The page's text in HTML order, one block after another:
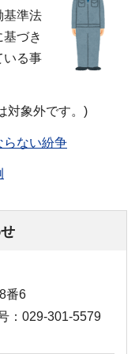
基準法
づき
いる事
対象外です。)
らない紛争
番6
：029-301-5579